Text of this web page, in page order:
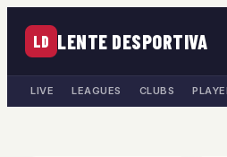
LD LENTE DESPORTIVA
LIVE LEAGUES CLUBS